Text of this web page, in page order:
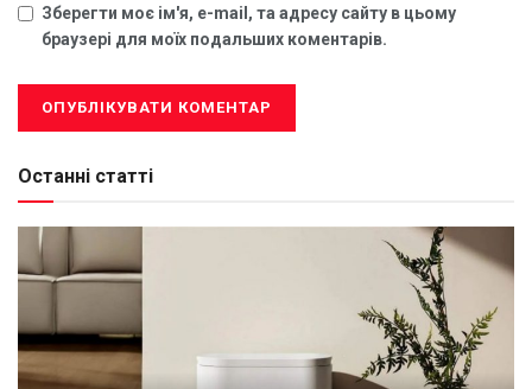
Зберегти моє ім'я, e-mail, та адресу сайту в цьому
браузері для моїх подальших коментарів.
Останні статті